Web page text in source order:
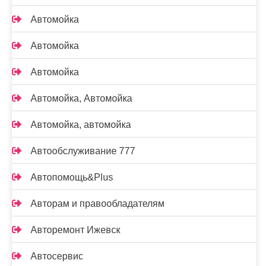
Автомойка
Автомойка
Автомойка
Автомойка, Автомойка
Автомойка, автомойка
Автообслуживание 777
Автопомощь&Plus
Авторам и правообладателям
Авторемонт Ижевск
Автосервис